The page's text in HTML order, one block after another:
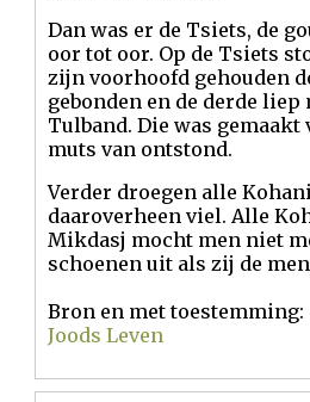
Dan was er de Tsiets, de
oor tot oor. Op de Tsiets
zijn voorhoofd gehouden
gebonden en de derde
Tulband. Die was
muts van ontstond.
Verder droegen alle
daaroverheen viel. Alle
Mikdasj mocht men niet
schoenen uit als zij de
Bron en met toestemming:
Joods Leven